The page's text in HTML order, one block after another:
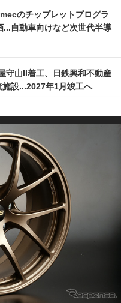
のチップレットプログラ
...自動車向けなど次世代半導
守山II着工、日鉄興和不動産
設...2027年1月竣工へ